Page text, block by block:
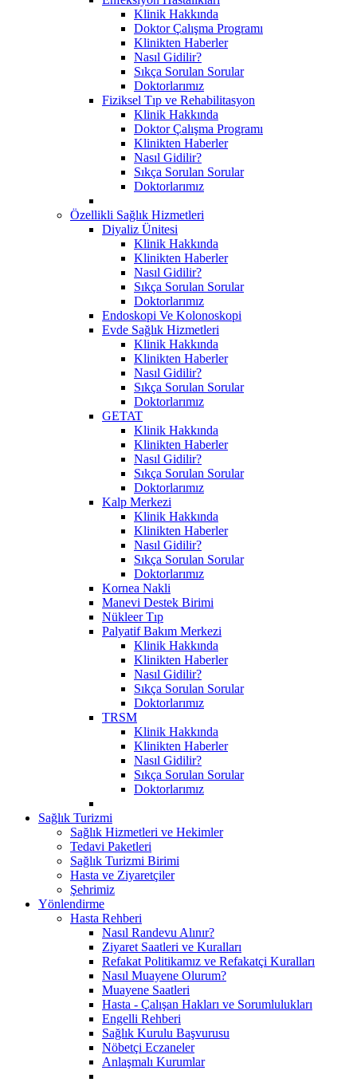
Klinik Hakkında
Doktor Çalışma Programı
Klinikten Haberler
Nasıl Gidilir?
Sıkça Sorulan Sorular
Doktorlarımız
Fiziksel Tıp ve Rehabilitasyon
Klinik Hakkında
Doktor Çalışma Programı
Klinikten Haberler
Nasıl Gidilir?
Sıkça Sorulan Sorular
Doktorlarımız
Özellikli Sağlık Hizmetleri
Diyaliz Ünitesi
Klinik Hakkında
Klinikten Haberler
Nasıl Gidilir?
Sıkça Sorulan Sorular
Doktorlarımız
Endoskopi Ve Kolonoskopi
Evde Sağlık Hizmetleri
Klinik Hakkında
Klinikten Haberler
Nasıl Gidilir?
Sıkça Sorulan Sorular
Doktorlarımız
GETAT
Klinik Hakkında
Klinikten Haberler
Nasıl Gidilir?
Sıkça Sorulan Sorular
Doktorlarımız
Kalp Merkezi
Klinik Hakkında
Klinikten Haberler
Nasıl Gidilir?
Sıkça Sorulan Sorular
Doktorlarımız
Kornea Nakli
Manevi Destek Birimi
Nükleer Tıp
Palyatif Bakım Merkezi
Klinik Hakkında
Klinikten Haberler
Nasıl Gidilir?
Sıkça Sorulan Sorular
Doktorlarımız
TRSM
Klinik Hakkında
Klinikten Haberler
Nasıl Gidilir?
Sıkça Sorulan Sorular
Doktorlarımız
Sağlık Turizmi
Sağlık Hizmetleri ve Hekimler
Tedavi Paketleri
Sağlık Turizmi Birimi
Hasta ve Ziyaretçiler
Şehrimiz
Yönlendirme
Hasta Rehberi
Nasıl Randevu Alınır?
Ziyaret Saatleri ve Kuralları
Refakat Politikamız ve Refakatçi Kuralları
Nasıl Muayene Olurum?
Muayene Saatleri
Hasta - Çalışan Hakları ve Sorumlulukları
Engelli Rehberi
Sağlık Kurulu Başvurusu
Nöbetçi Eczaneler
Anlaşmalı Kurumlar